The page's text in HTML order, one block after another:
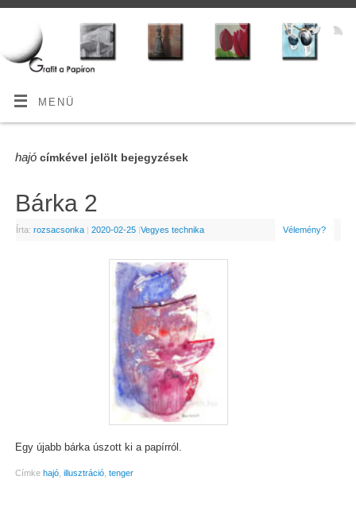
MENÜ
hajócímkével jelölt bejegyzések
Bárka 2
Írta: rozsacsonka | 2020-02-25 |Vegyes technika Vélemény?
Egy újabb bárka úszott ki a papírról.
Címke hajó, illusztráció, tenger